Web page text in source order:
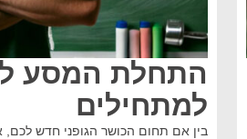
התחלת המסע
למתחילים
בין אם תחום הכושר הגופני חדש